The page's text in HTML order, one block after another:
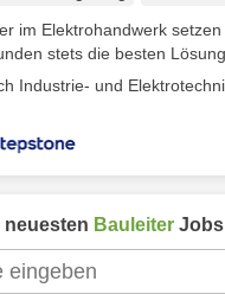
im Elektrohandwerk
stets die besten
Industrie- und
neuesten Bauleiter